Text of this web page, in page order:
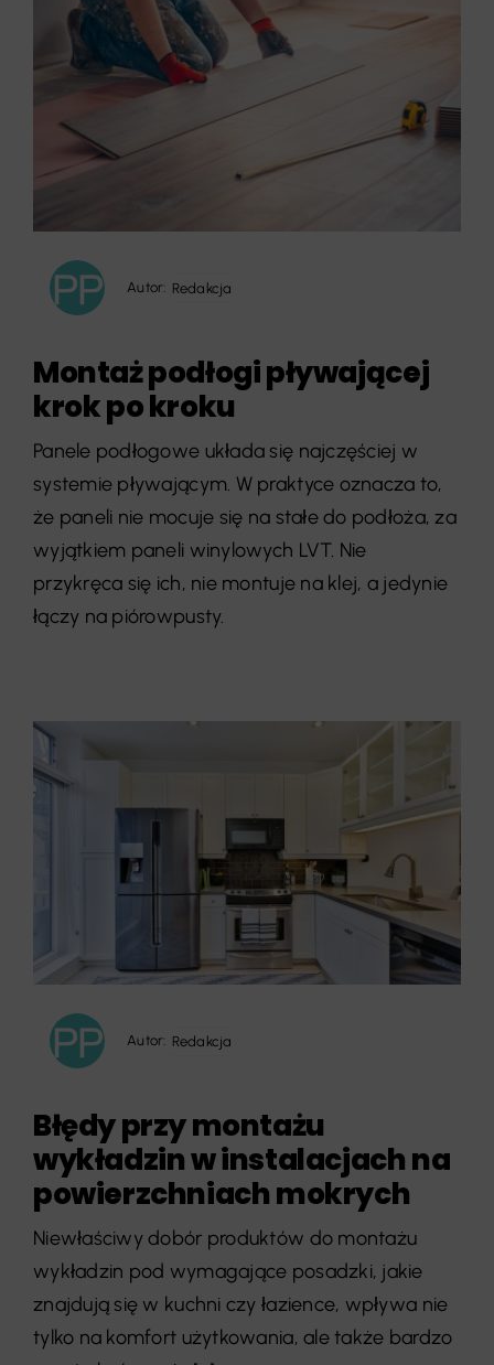
Autor: Redakcja
Montaż podłogi pływającej
krok po kroku
Panele podłogowe układa się najczęściej w
systemie pływającym. W praktyce oznacza to,
że paneli nie mocuje się na stałe do podłoża, za
wyjątkiem paneli winylowych LVT. Nie
przykręca się ich, nie montuje na klej, a jedynie
łączy na piórowpusty.
Autor: Redakcja
Błędy przy montażu
wykładzin w instalacjach na
powierzchniach mokrych
Niewłaściwy dobór produktów do montażu
wykładzin pod wymagające posadzki, jakie
znajdują się w kuchni czy łazience, wpływa nie
tylko na komfort użytkowania, ale także bardzo